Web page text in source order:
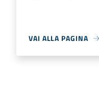
VAI ALLA PAGINA